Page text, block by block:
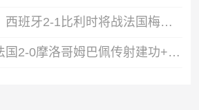
晋级半决赛！西班牙2-1比利时将战法国梅里诺替补绝杀拉门斯送礼
进军四强！法国2-0摩洛哥姆巴佩传射建功+失点登贝莱贴地斩